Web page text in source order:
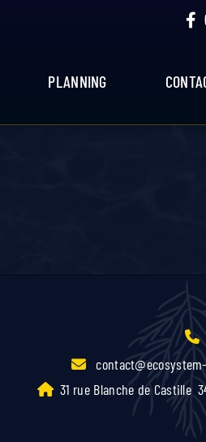
PLANNING
31 rue Blanche de Castille